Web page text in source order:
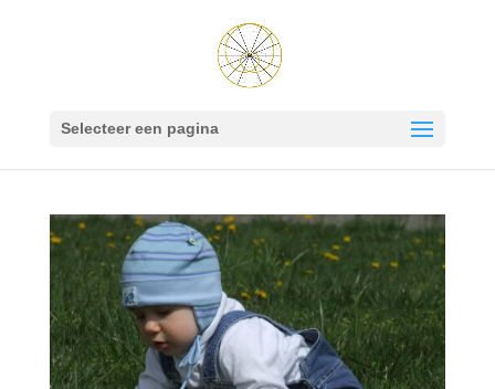
Selecteer een pagina